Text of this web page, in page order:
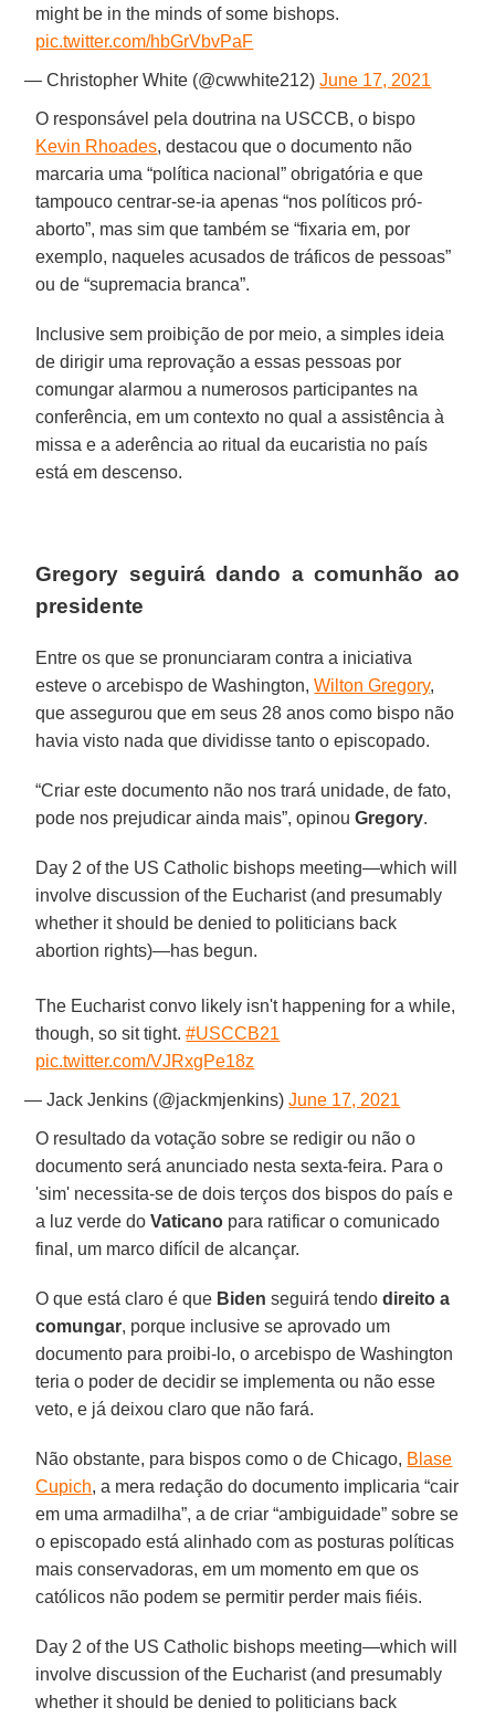
might be in the minds of some bishops.
pic.twitter.com/hbGrVbvPaF
— Christopher White (@cwwhite212)June 17, 2021
O responsável pela doutrina na USCCB, o bispo
Kevin Rhoades, destacou que o documento não
marcaria uma “política nacional” obrigatória e que
tampouco centrar-se-ia apenas “nos políticos pró-
aborto”, mas sim que também se “fixaria em, por
exemplo, naqueles acusados de tráficos de pessoas”
ou de “supremacia branca”.
Inclusive sem proibição de por meio, a simples ideia
de dirigir uma reprovação a essas pessoas por
comungar alarmou a numerosos participantes na
conferência, em um contexto no qual a assistência à
missa e a aderência ao ritual da eucaristia no país
está em descenso.
Gregory seguirá dando a comunhão ao
presidente
Entre os que se pronunciaram contra a iniciativa
esteve o arcebispo de Washington,Wilton Gregory,
que assegurou que em seus 28 anos como bispo não
havia visto nada que dividisse tanto o episcopado.
“Criar este documento não nos trará unidade, de fato,
pode nos prejudicar ainda mais”, opinouGregory.
Day 2 of the US Catholic bishops meeting—which will
involve discussion of the Eucharist (and presumably
whether it should be denied to politicians back
abortion rights)—has begun.
The Eucharist convo likely isn't happening for a while,
though, so sit tight.#USCCB21
pic.twitter.com/VJRxgPe18z
— Jack Jenkins (@jackmjenkins)June 17, 2021
O resultado da votação sobre se redigir ou não o
documento será anunciado nesta sexta-feira. Para o
'sim' necessita-se de dois terços dos bispos do país e
a luz verde doVaticano para ratificar o comunicado
final, um marco difícil de alcançar.
O que está claro é que Biden seguirá tendodireito a
comungar, porque inclusive se aprovado um
documento para proibi-lo, o arcebispo de Washington
teria o poder de decidir se implementa ou não esse
veto, e já deixou claro que não fará.
Não obstante, para bispos como o de Chicago, Blase
Cupich, a mera redação do documento implicaria “cair
em uma armadilha”, a de criar “ambiguidade” sobre se
o episcopado está alinhado com as posturas políticas
mais conservadoras, em um momento em que os
católicos não podem se permitir perder mais fiéis.
Day 2 of the US Catholic bishops meeting—which will
involve discussion of the Eucharist (and presumably
whether it should be denied to politicians back